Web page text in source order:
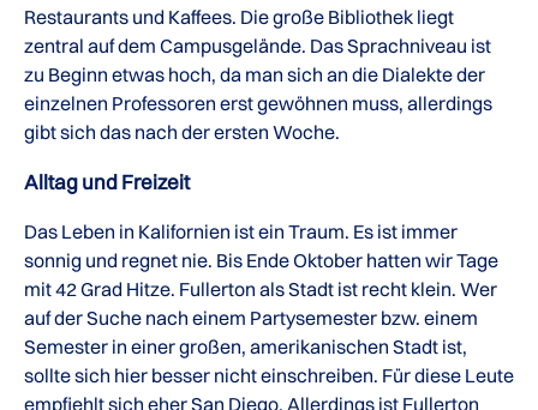
Restaurants und Kaffees. Die große Bibliothek liegt
zentral auf dem Campusgelände. Das Sprachniveau ist
zu Beginn etwas hoch, da man sich an die Dialekte der
einzelnen Professoren erst gewöhnen muss, allerdings
gibt sich das nach der ersten Woche.
Alltag und Freizeit
Das Leben in Kalifornien ist ein Traum. Es ist immer
sonnig und regnet nie. Bis Ende Oktober hatten wir Tage
mit 42 Grad Hitze. Fullerton als Stadt ist recht klein. Wer
auf der Suche nach einem Partysemester bzw. einem
Semester in einer großen, amerikanischen Stadt ist,
sollte sich hier besser nicht einschreiben. Für diese Leute
empfiehlt sich eher San Diego. Allerdings ist Fullerton